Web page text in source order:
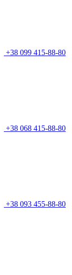
+38 099 415-88-80
+38 068 415-88-80
+38 093 455-88-80